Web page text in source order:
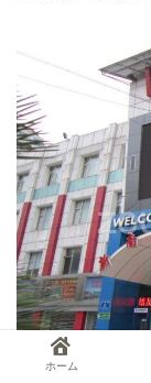
ホーム